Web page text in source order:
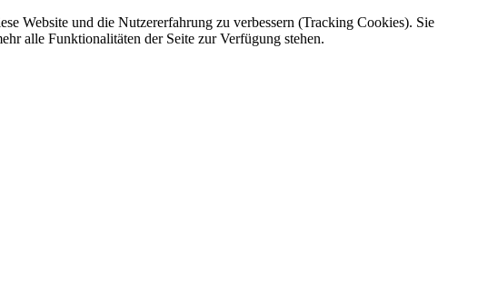
Website und die Nutzererfahrung zu verbessern (Tracking Cookies). Sie
alle Funktionalitäten der Seite zur Verfügung stehen.